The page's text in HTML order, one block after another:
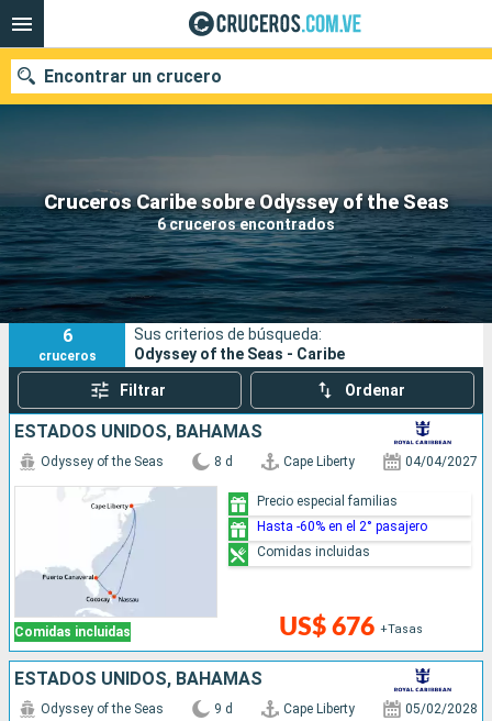
Cruceros Caribe sobre Odyssey of the Seas
6 cruceros encontrados
Encontrar un crucero
Nuestros destinos
Fecha de salida
Puertos Compañías
Buscar
6
cruceros
Sus criterios de búsqueda:
Odyssey of the Seas - Caribe
Filtrar Ordenar
ESTADOS UNIDOS, BAHAMAS
Comidas incluidas
Odyssey of the Seas 8 d Cape Liberty 04/04/2027
US$ 676 +Tasas
Precio especial familias
Hasta -60% en el 2° pasajero
Comidas incluidas
ESTADOS UNIDOS, BAHAMAS
Odyssey of the Seas 9 d Cape Liberty 05/02/2028